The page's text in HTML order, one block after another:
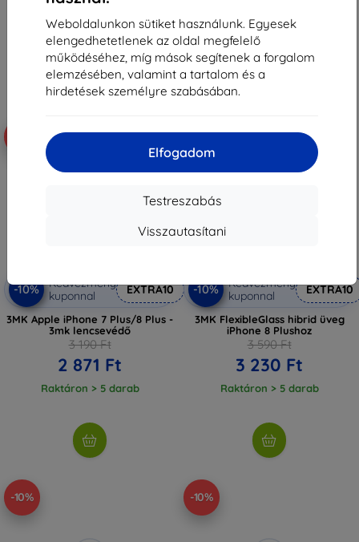
Weboldalunkon sütiket használunk. Egyesek
elengedhetetlenek az oldal megfelelő
működéséhez, míg mások segítenek a forgalom
elemzésében, valamint a tartalom és a
hirdetések személyre szabásában.
Elfogadom
Testreszabás
Visszautasítani
Raktáron > 5 darab Raktáron 2 darab
-10%
Kedvezmény
kuponnal
EXTRA10
3MK Apple iPhone 7 Plus/8 Plus -
3mk lencsevédő
3 190 Ft
2 871 Ft
Raktáron > 5 darab
-10%
-10%
Kedvezmény
kuponnal
EXTRA10
3MK FlexibleGlass hibrid üveg
iPhone 8 Plushoz
3 590 Ft
3 230 Ft
Raktáron > 5 darab
-10% -10%